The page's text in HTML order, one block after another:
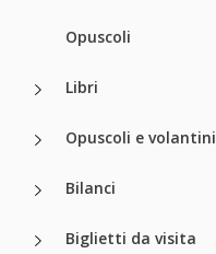
Opuscoli
Libri
Opuscoli e volantini
Bilanci
Biglietti da visita